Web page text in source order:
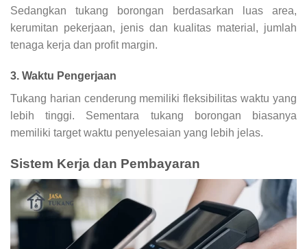
Sedangkan tukang borongan berdasarkan luas area,
kerumitan pekerjaan, jenis dan kualitas material, jumlah
tenaga kerja dan profit margin.
3. Waktu Pengerjaan
Tukang harian cenderung memiliki fleksibilitas waktu yang
lebih tinggi. Sementara tukang borongan biasanya
memiliki target waktu penyelesaian yang lebih jelas.
Sistem Kerja dan Pembayaran